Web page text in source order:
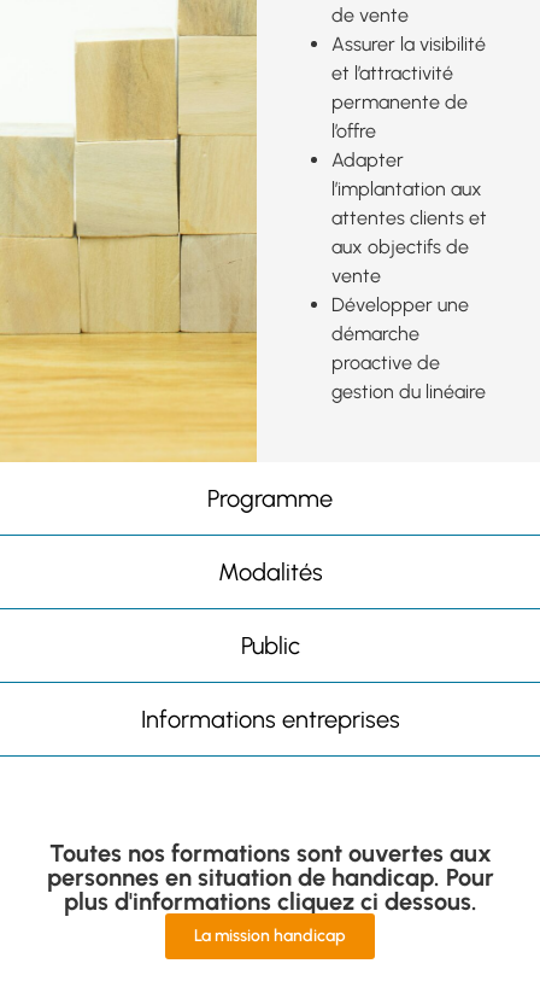
Programme
Modalités
Public
Informations entreprises
de vente
Assurer la visibilité
et l’attractivité
permanente de
l’offre
Adapter
l’implantation aux
attentes clients et
aux objectifs de
vente
Développer une
démarche
proactive de
gestion du linéaire
Toutes nos formations sont ouvertes aux
personnes en situation de handicap. Pour
plus d'informations cliquez ci dessous.
La mission handicap